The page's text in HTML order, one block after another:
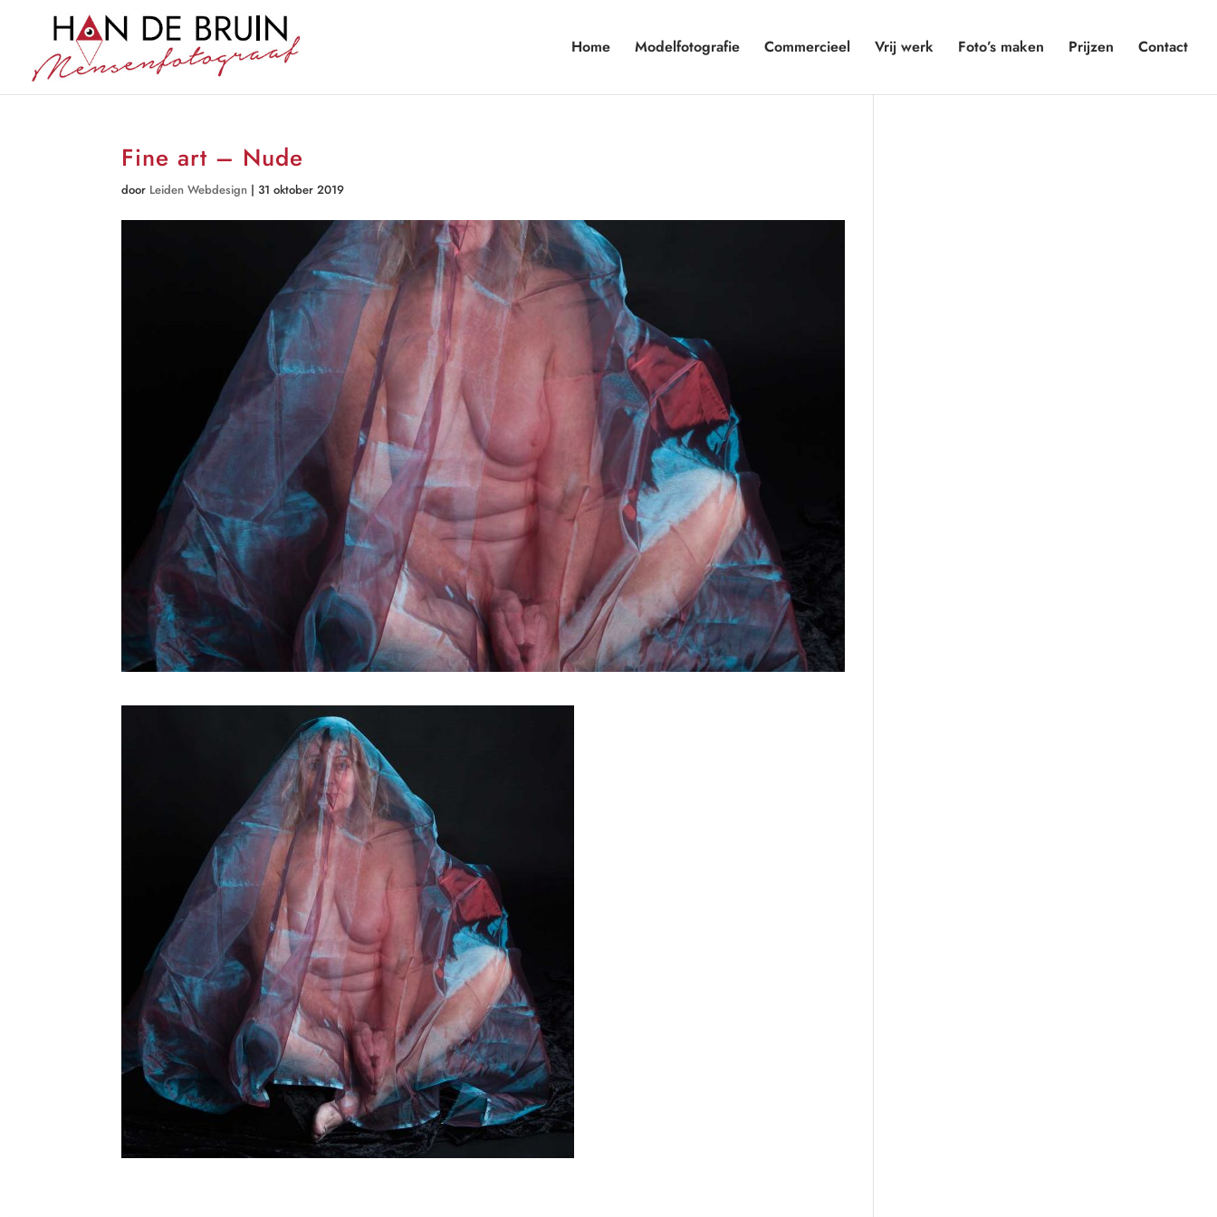
Home Modelfotografie Commercieel Vrij werk Foto’s maken Prijzen Contact
Fine art – Nude
door Leiden Webdesign |31 oktober 2019